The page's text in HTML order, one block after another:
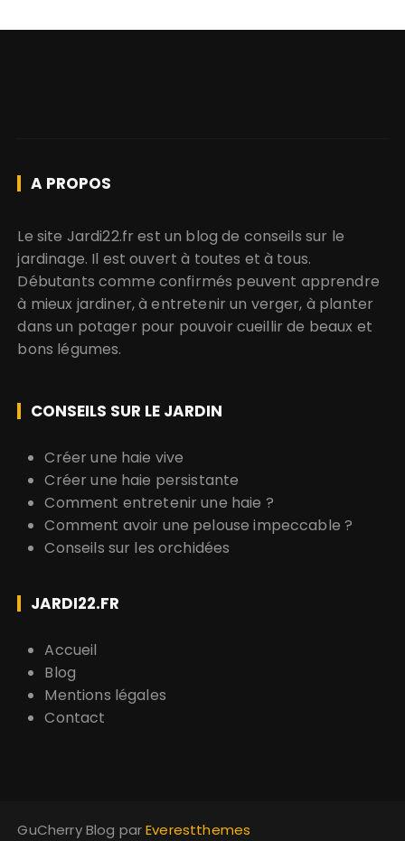
A PROPOS
Le site Jardi22.fr est un blog de conseils sur le
jardinage. Il est ouvert à toutes et à tous.
Débutants comme confirmés peuvent apprendre
à mieux jardiner, à entretenir un verger, à planter
dans un potager pour pouvoir cueillir de beaux et
bons légumes.
CONSEILS SUR LE JARDIN
Créer une haie vive
Créer une haie persistante
Comment entretenir une haie ?
Comment avoir une pelouse impeccable ?
Conseils sur les orchidées
JARDI22.FR
Accueil
Blog
Mentions légales
Contact
GuCherry Blog parEverestthemes